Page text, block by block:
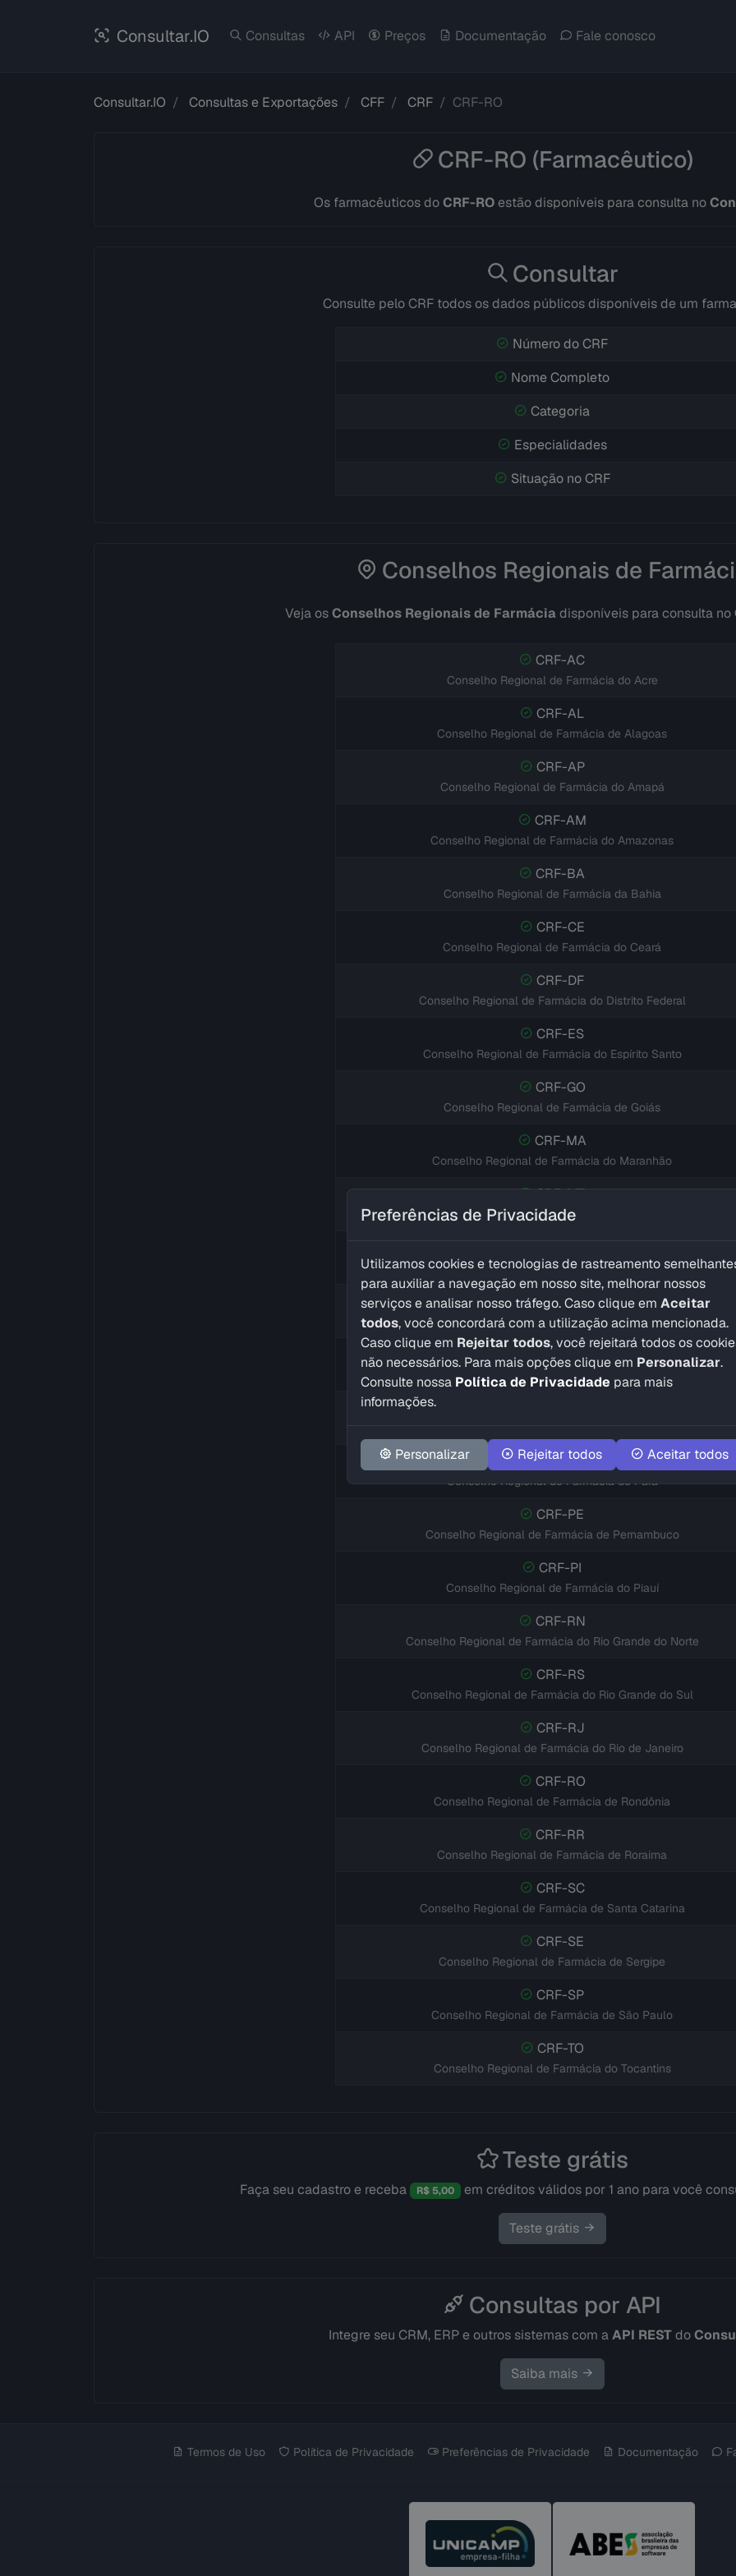
Consultar.IO Consultas API Preços Documentação Fale conosco
Consultar.IO Consultas e Exportações CFF CRF CRF-RO
CRF-RO (Farmacêutico)
Os farmacêuticos doCRF-ROestão disponíveis para consulta no
Consultar
Consulte pelo CRF todos os dados públicos disponíveis de um
Número do CRF
Nome Completo
Categoria
Especialidades
Situação no CRF
Conselhos Regionais de
Veja osConselhos Regionais de Farmáciadisponíveis para consulta no
CRF-AC
Conselho Regional de Farmácia do Acre
CRF-AL
Conselho Regional de Farmácia de Alagoas
CRF-AP
Conselho Regional de Farmácia do Amapá
CRF-AM
Conselho Regional de Farmácia do Amazonas
CRF-BA
Conselho Regional de Farmácia da Bahia
CRF-CE
Conselho Regional de Farmácia do Ceará
CRF-DF
Conselho Regional de Farmácia do Distrito Federal
CRF-ES
Conselho Regional de Farmácia do Espírito Santo
CRF-GO
Conselho Regional de Farmácia de Goiás
CRF-MA
Conselho Regional de Farmácia do Maranhão
CRF-MT
Conselho Regional de Farmácia de Mato Grosso
Conselho Regional de Farmácia de Mato Grosso do Sul
CRF-MG
Conselho Regional de Farmácia de Minas Gerais
CRF-PR
Conselho Regional de Farmácia do Paraná
Conselho Regional de Farmácia da Paraíba
CRF-PA
Conselho Regional de Farmácia do Pará
CRF-PE
Conselho Regional de Farmácia de Pernambuco
CRF-PI
Conselho Regional de Farmácia do Piauí
CRF-RN
Conselho Regional de Farmácia do Rio Grande do Norte
CRF-RS
Conselho Regional de Farmácia do Rio Grande do Sul
CRF-RJ
Conselho Regional de Farmácia do Rio de Janeiro
CRF-RO
Conselho Regional de Farmácia de Rondônia
CRF-RR
Conselho Regional de Farmácia de Roraima
CRF-SC
Conselho Regional de Farmácia de Santa Catarina
CRF-SE
Conselho Regional de Farmácia de Sergipe
CRF-SP
Conselho Regional de Farmácia de São Paulo
CRF-TO
Conselho Regional de Farmácia do Tocantins
Teste grátis
Faça seu cadastro e receba R$ 5,00 em créditos válidos por 1 ano para você
Teste grátis
Consultas por API
Integre seu CRM, ERP e outros sistemas com aAPI RESTdo
Saiba mais
Termos de Uso Política de Privacidade Preferências de Privacidade Documentação
Preferências de Privacidade
Utilizamos cookies e tecnologias de rastreamento
para auxiliar a navegação em nosso site, melhorar nossos
serviços e analisar nosso tráfego. Caso clique em Aceitar
todos, você concordará com a utilização acima mencionada.
Caso clique em Rejeitar todos, você rejeitará todos os
não necessários. Para mais opções clique em Personalizar.
Consulte nossa Política de Privacidade para mais
informações.
Personalizar Rejeitar todos Aceitar todos